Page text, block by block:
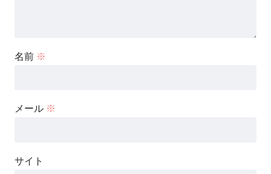
名前 ※
メール ※
サイト